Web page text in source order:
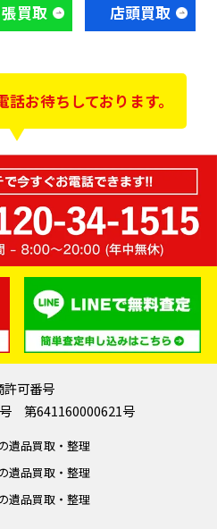
買取 店頭買取
お待ちしております。
許可番号
第641160000621号
遺品買取・整理
遺品買取・整理
遺品買取・整理